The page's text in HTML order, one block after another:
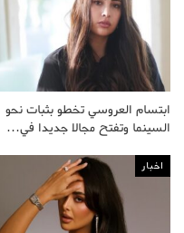
ابتسام العروسي تخطو بثبات نحو
السينما وتفتح مجالا جديدا في…
اخبار